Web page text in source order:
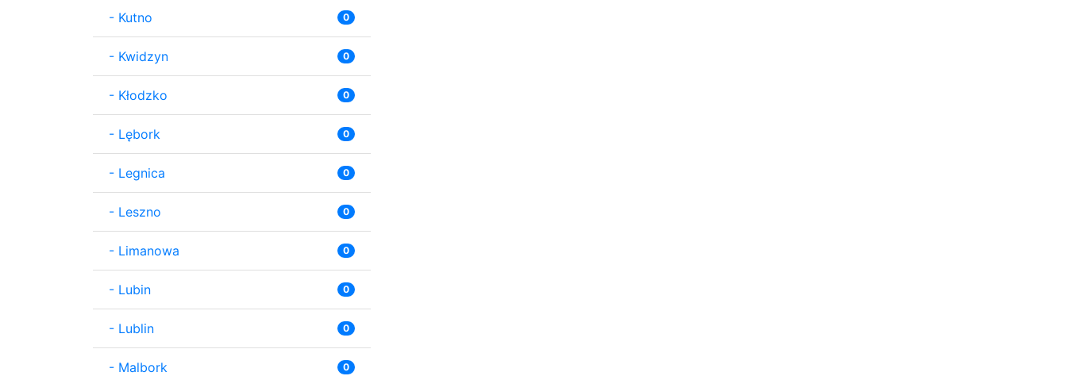
- Kutno 0
- Kwidzyn 0
- Kłodzko 0
- Lębork 0
- Legnica 0
- Leszno 0
- Limanowa 0
- Lubin 0
- Lublin 0
- Malbork 0